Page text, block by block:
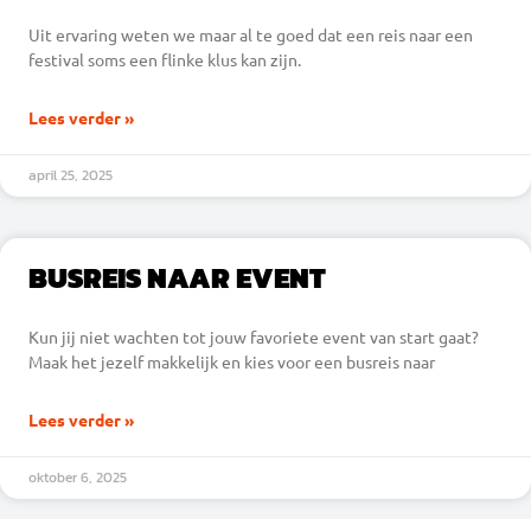
Uit ervaring weten we maar al te goed dat een reis naar een
festival soms een flinke klus kan zijn.
Lees verder »
april 25, 2025
BUSREIS NAAR EVENT
Kun jij niet wachten tot jouw favoriete event van start gaat?
Maak het jezelf makkelijk en kies voor een busreis naar
Lees verder »
oktober 6, 2025